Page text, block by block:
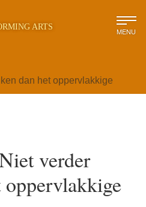
ARTS MENU
dan het oppervlakkige
verder